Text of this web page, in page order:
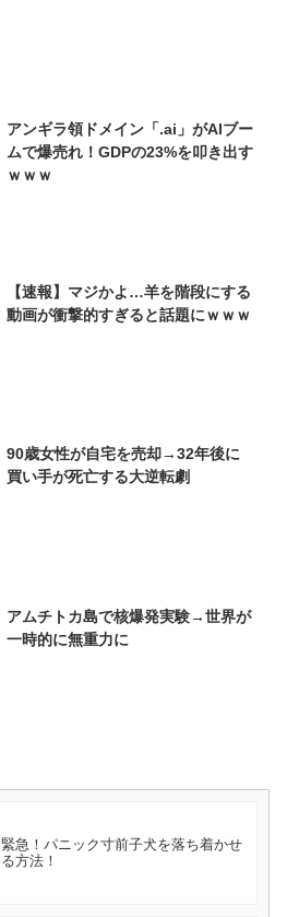
アンギラ領ドメイン「.ai」がAIブー
ムで爆売れ！GDPの23%を叩き出す
ｗｗｗ
【速報】マジかよ…羊を階段にする
動画が衝撃的すぎると話題にｗｗｗ
90歳女性が自宅を売却→32年後に
買い手が死亡する大逆転劇
アムチトカ島で核爆発実験→世界が
一時的に無重力に
緊急！パニック寸前子犬を落ち着かせ
る方法！